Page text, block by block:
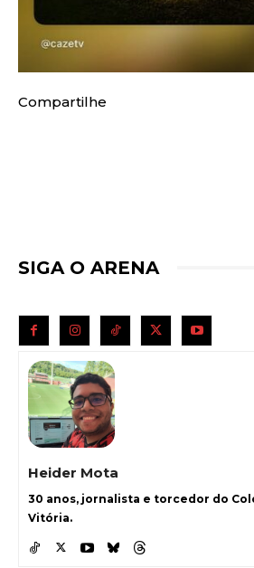
Compartilhe
SIGA O ARENA
Heider Mota
30 anos, jornalista e torcedor do
Vitória.